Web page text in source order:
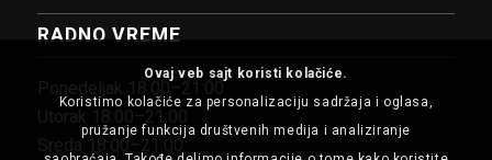
RADNO VREME
Ovaj veb sajt koristi kolačiće.
Koristimo kolačiće za personalizaciju sadržaja i oglasa,
pružanje funkcija društvenih medija i analiziranje